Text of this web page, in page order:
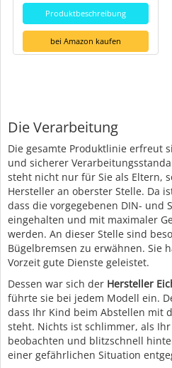
Produktbeschreibung
bei Amazon kaufen
Die Verarbeitung
Die gesamte Produktlinie erfreut
und sicherer
steht nicht nur für Sie als Eltern,
Hersteller an oberster Stelle. Da
dass die vorgegebenen DIN- und
eingehalten und mit maximaler
werden. An dieser Stelle sind
Bügelbremsen zu erwähnen. Sie
Vorzeit gute Dienste geleistet.
Dessen war sich der Hersteller
führte sie bei jedem Modell ein.
dass Ihr Kind beim Abstellen mit
steht. Nichts ist schlimmer, als
beobachten und blitzschnell
einer gefährlichen Situation